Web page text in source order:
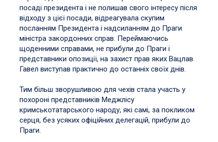
посаді президента і не полишав свого інтересу після
відходу з цієї посади, відреагувала скупим
посланням Президента і надсиланням до Праги
міністра закордонних справ. Переймаючись
щоденними справами, не прибули до Праги і
представники опозиції, на захист прав яких Вацлав
Гавел виступав практично до останніх своїх днів.
Тим більш зворушливою для чехів стала участь у
похороні представників Меджлісу
кримськотатарського народу, які самі, за покликом
серця, без усяких офіційних делегацій, прибули до
Праги.